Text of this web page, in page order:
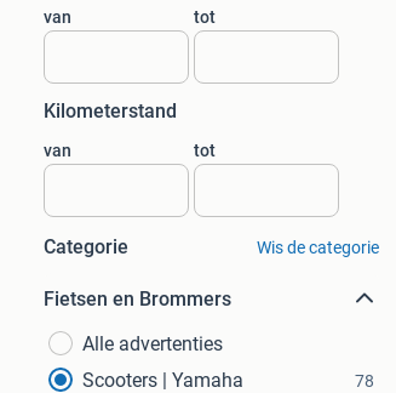
van tot
Kilometerstand
van tot
Categorie Wis de categorie
Fietsen en Brommers
Alle advertenties
Scooters | Yamaha
78